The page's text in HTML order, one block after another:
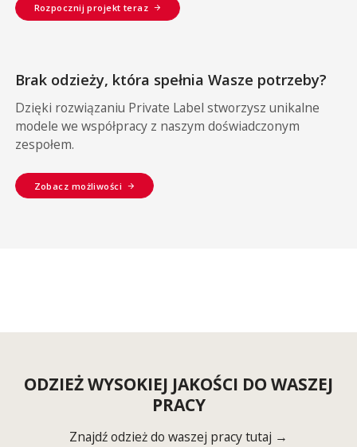
Rozpocznij projekt teraz
Brak odzieży, która spełnia Wasze potrzeby?
Dzięki rozwiązaniu Private Label stworzysz unikalne
modele we współpracy z naszym doświadczonym
zespołem.
Zobacz możliwości
ODZIEŻ WYSOKIEJ JAKOŚCI DO WASZEJ
PRACY
Znajdź odzież do waszej pracy tutaj →